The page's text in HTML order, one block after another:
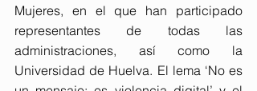
Mujeres, en el que han participado
representantes de todas las
administraciones, así como la
Universidad de Huelva. El lema ‘No es